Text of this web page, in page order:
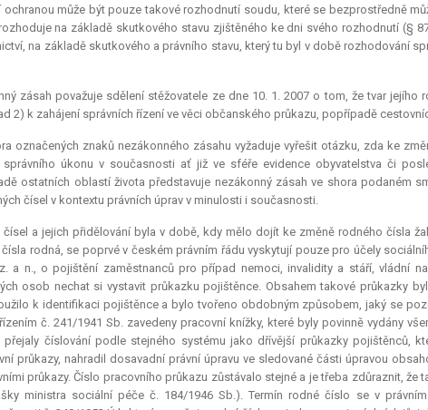
ochranou může být pouze takové rozhodnutí soudu, které se bezprostředně
na základě skutkového stavu zjištěného ke dni svého rozhodnutí (§
na základě skutkového a právního stavu, který tu byl v době rozhodování
zásah považuje sdělení stěžovatele ze dne 10. 1. 2007 o tom, že tvar jejího
2) k zahájení správních řízení ve věci občanského průkazu, popřípadě
označených znaků nezákonného zásahu vyžaduje vyřešit otázku, zda ke
správního úkonu v současnosti ať již ve sféře evidence obyvatelstva či
ostatních oblastí života představuje nezákonný zásah ve shora podaném
čísel v kontextu právních úprav v minulosti i současnosti.
čísel a jejich přidělování byla v době, kdy mělo dojít ke změně rodného čísla
rodná, se poprvé v českém právním řádu vyskytují pouze pro účely
a n., o pojištění zaměstnanců pro případ nemoci, invalidity a stáří, vládní
osob nechat si vystavit průkazku pojištěnce. Obsahem takové průkazky
k identifikaci pojištěnce a bylo tvořeno obdobným způsobem, jaký se
č. 241/1941 Sb. zavedeny pracovní knížky, které byly povinně vydány
přejaly číslování podle stejného systému jako dřívější průkazky pojištěnců,
průkazy, nahradil dosavadní právní úpravu ve sledované části úpravou
průkazy. Číslo pracovního průkazu zůstávalo stejné a je třeba zdůraznit,
ministra sociální péče č. 184/1946 Sb.). Termín rodné číslo se v